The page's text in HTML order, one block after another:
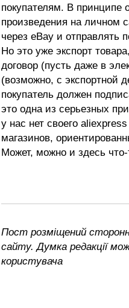
покупателям. В принципе
произведения на личном
через eBay и отправлять
Но это уже экспорт
договор (пусть даже в
(возможно, с экспортной
покупатель должен
это одна из серьезных
у нас нет своего
магазинов,
Может, можно и здесь
Пост розміщений
сайту. Думка редакції
користувача